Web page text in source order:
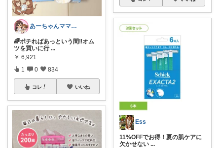
あーちゃんママ🐣朝コレ5時✨2y娘
🌈ポチればあっという間‼️オム
ツを買いに行 ...
￥ 6,921
1 0 834
コレ いいね
Ess
11%OFFでお得！夏の肌ケアに
欠かせない ...